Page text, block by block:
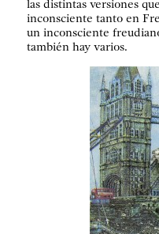
las distintas versiones
inconsciente tanto en
un inconsciente
también hay varios.